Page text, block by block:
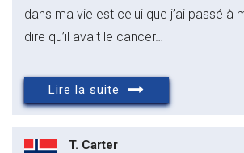
dans ma vie est celui que j’ai passé à
dire qu’il avait le cancer…
Lire la suite
T. Carter